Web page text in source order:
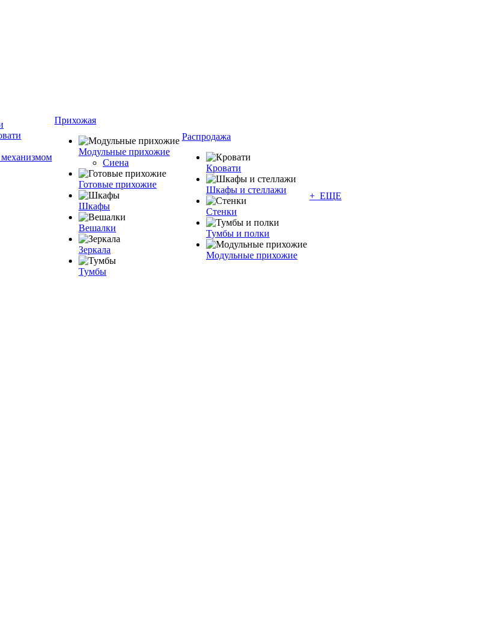
Прихожая
Модульные прихожие
Сиена
Готовые прихожие
Шкафы
Вешалки
Зеркала
Тумбы
Распродажа
Кровати
Шкафы и стеллажи
Стенки
Тумбы и полки
Модульные прихожие
+ ЕЩЕ